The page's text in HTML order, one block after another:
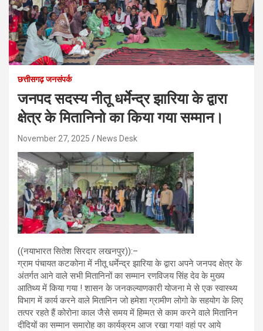
छत्तीसगढ़ जनसंपर्क
जनपद सदस्य नीतू धर्मेन्द्र झारिया के द्वारा
क्षेत्र के मितानिनो का किया गया सम्मान।
November 27, 2025 News Desk
((नयाभारत सितेश सिरदार लखनपुर)):–
ग्राम पंचायत कटकोना में नीतू धर्मेन्द्र झारिया के द्वारा अपने जनपद क्षेत्र के
अंतर्गत आने वाले सभी मितानिनों का सम्मान रणविजय सिंह देव के मुख्य
आतिथ्य में किया गया ! शासन के जनकल्याणकारी योजना मे से एक स्वास्थ्य
विभाग में कार्य करने वाले मितानिन जो हमेशा ग्रामीण लोगो के सहयोग के लिए
तत्पर रहते हैं कोरोना काल जैसे समय में हिम्मत से काम करने वाले मितानिन
दीदियों का सम्मान समारोह का कार्यक्रम आज रखा गया! वहां पर आये